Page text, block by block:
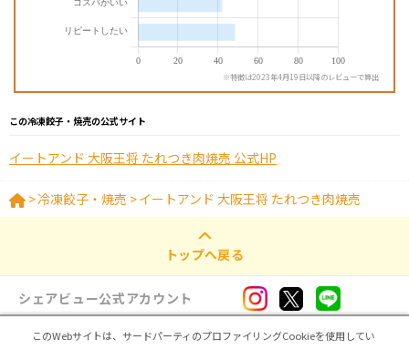
※特徴は2023年4月19日以降のレビューで算出
この冷凍餃子・焼売の公式サイト
イートアンド 大阪王将 たれつき肉焼売 公式HP
>冷凍餃子・焼売 >イートアンド 大阪王将 たれつき肉焼売
トップへ戻る
シェアビュー公式アカウント
このWebサイトは、サードパーティのプロファイリングCookieを使用してい